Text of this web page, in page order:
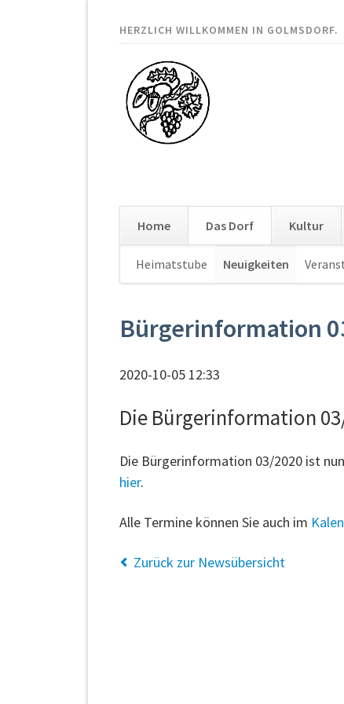
HERZLICH WILLKOMMEN IN GOLMSDORF.
Home Das Dorf Kultur
Heimatstube Neuigkeiten
Bürgerinformation
2020-10-05 12:33
Die Bürgerinformation
Die Bürgerinformation 03/2020 ist
hier.
Alle Termine können Sie auch im
Zurück zur Newsübersicht